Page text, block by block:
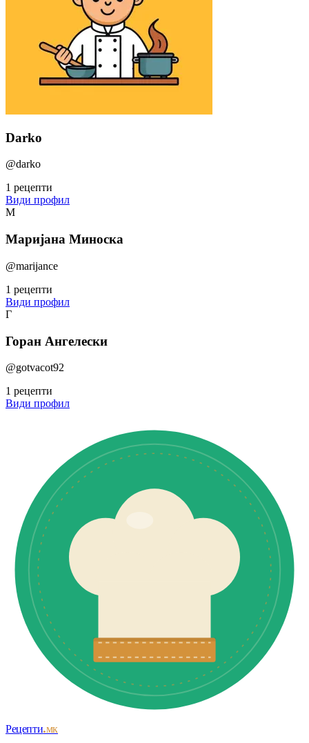
Darko
@darko
1 рецепти
Види профил
М
Маријана Миноска
@marijance
1 рецепти
Види профил
Г
Горан Ангелески
@gotvacot92
1 рецепти
Види профил
Рецепти.мк